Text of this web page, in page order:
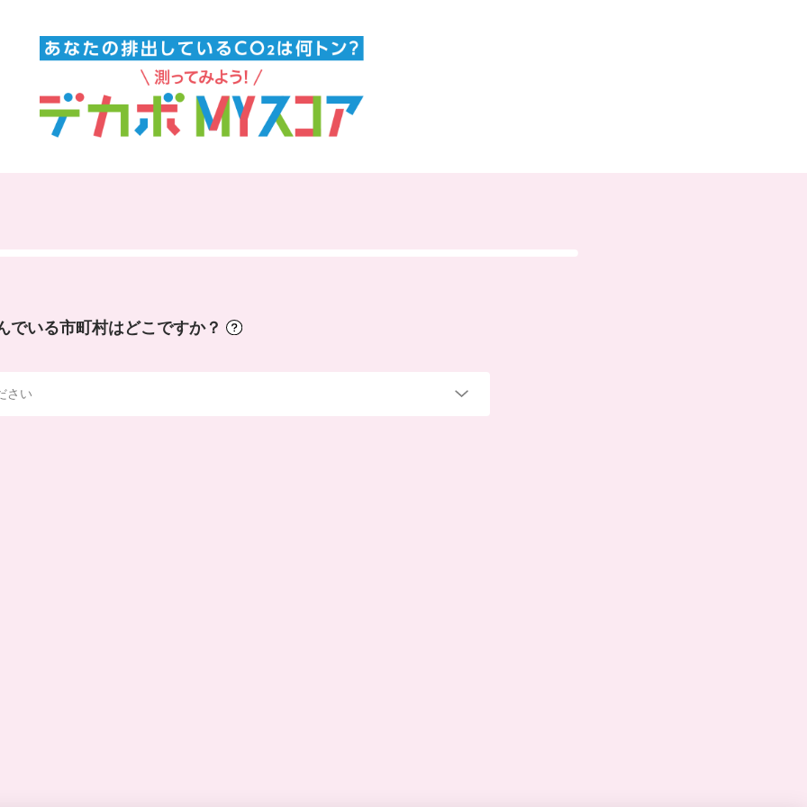
でいる市町村はどこですか？
さい